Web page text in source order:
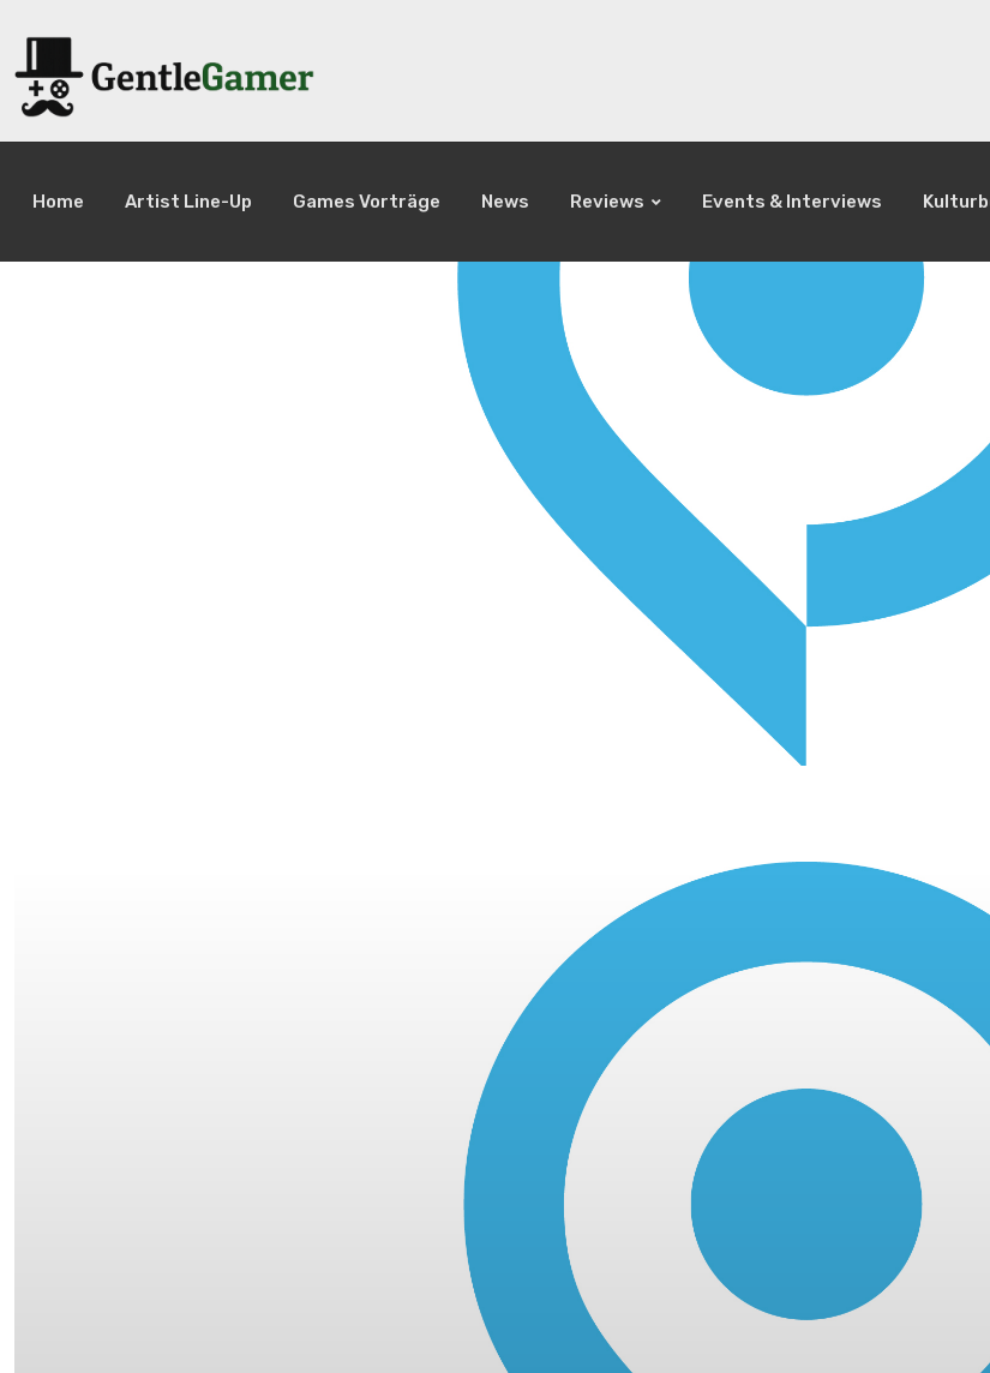
Home Artist Line-Up Games Vorträge News Reviews Events & Interviews